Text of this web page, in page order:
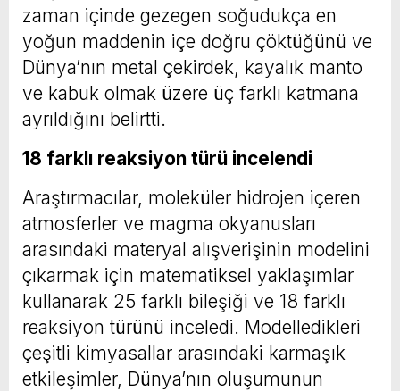
zaman içinde gezegen soğudukça en
yoğun maddenin içe doğru çöktüğünü ve
Dünya’nın metal çekirdek, kayalık manto
ve kabuk olmak üzere üç farklı katmana
ayrıldığını belirtti.
18 farklı reaksiyon türü incelendi
Araştırmacılar, moleküler hidrojen içeren
atmosferler ve magma okyanusları
arasındaki materyal alışverişinin modelini
çıkarmak için matematiksel yaklaşımlar
kullanarak 25 farklı bileşiği ve 18 farklı
reaksiyon türünü inceledi. Modelledikleri
çeşitli kimyasallar arasındaki karmaşık
etkileşimler, Dünya’nın oluşumunun